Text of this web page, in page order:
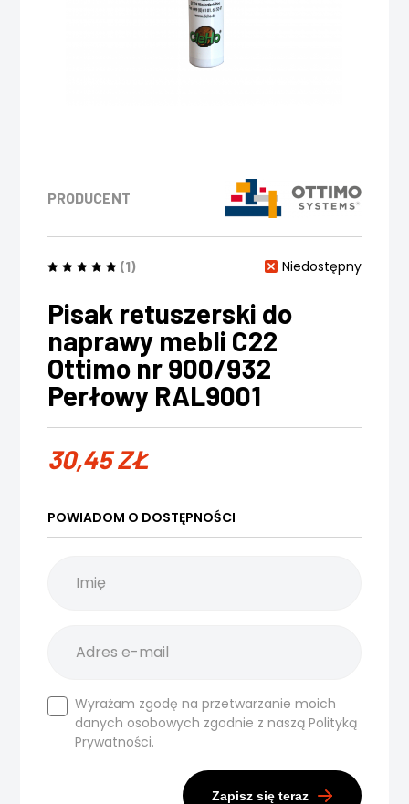
PRODUCENT
(1) Niedostępny
Pisak retuszerski do
naprawy mebli C22
Ottimo nr 900/932
Perłowy RAL9001
30,45ZŁ
POWIADOM O DOSTĘPNOŚCI
Wyrażam zgodę na przetwarzanie moich
danych osobowych zgodnie z nasząPolityką
Prywatności.
Zapisz się teraz